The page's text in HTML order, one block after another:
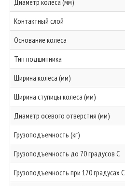
Диаметр колеса (мм)
Контактный слой
Основание колеса
Тип подшипника
Ширина колеса (мм)
Ширина ступицы колеса (мм)
Диаметр осевого отверстия (мм)
Грузоподъемность (кг)
Грузоподъемность до 70 градусов С
Грузоподъемность при 170 градусах С